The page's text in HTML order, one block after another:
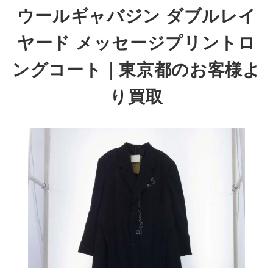
ウールギャバジン ダブルレイ
ヤード メッセージプリントロ
ングコート
｜東京都のお客様よ
り買取